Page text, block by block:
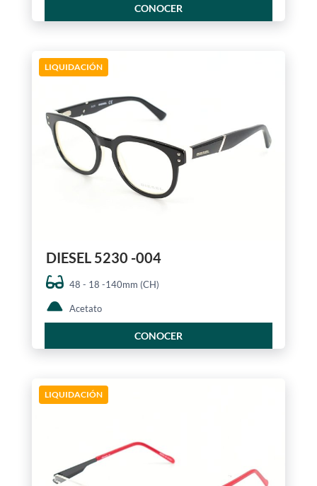
CONOCER
LIQUIDACIÓN
DIESEL 5230 -004
48 - 18 -140mm (CH)
Acetato
CONOCER
LIQUIDACIÓN